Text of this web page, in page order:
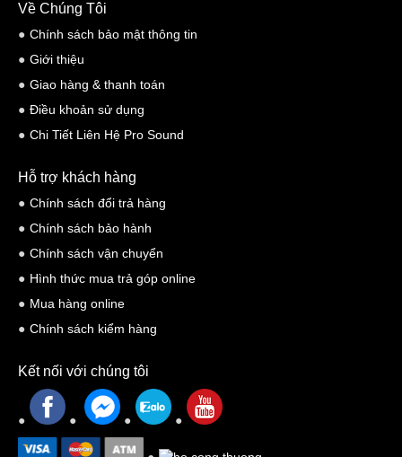
Về Chúng Tôi
Chính sách bảo mật thông tin
Giới thiệu
Giao hàng & thanh toán
Điều khoản sử dụng
Chi Tiết Liên Hệ Pro Sound
Hỗ trợ khách hàng
Chính sách đổi trả hàng
Chính sách bảo hành
Chính sách vận chuyển
Hình thức mua trả góp online
Mua hàng online
Chính sách kiểm hàng
Kết nối với chúng tôi